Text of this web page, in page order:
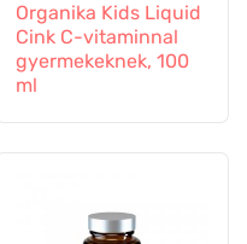
Organika Kids Liquid
Cink C-vitaminnal
gyermekeknek, 100
ml